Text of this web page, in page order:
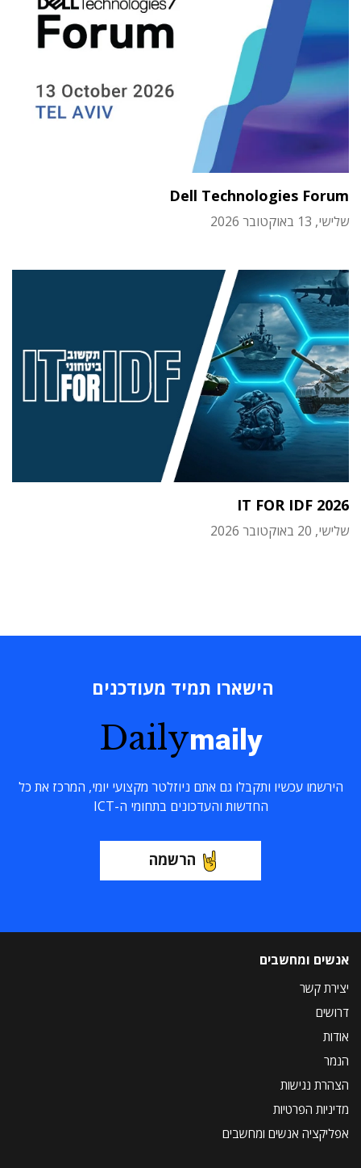
Dell Technologies Forum
שלישי, 13 באוקטובר 2026
IT FOR IDF 2026
שלישי, 20 באוקטובר 2026
הישארו תמיד מעודכנים
Dailymaily
הירשמו עכשיו ותקבלו גם אתם ניוזלטר מקצועי יומי, המרכז את כל
החדשות והעדכונים בתחומי ה-ICT
הרשמה
אנשים ומחשבים
יצירת קשר
דרושים
אודות
הנמר
הצהרת נגישות
מדיניות הפרטיות
אפליקציה אנשים ומחשבים